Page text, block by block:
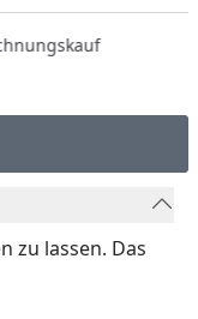
zu lassen. Das